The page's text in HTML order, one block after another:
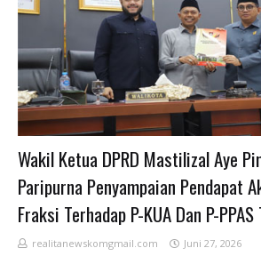
Wakil Ketua DPRD Mastilizal Aye
Paripurna Penyampaian Pendapat
Fraksi Terhadap P-KUA Dan P-
realitanewskomgmail.com Juni 27, 2026